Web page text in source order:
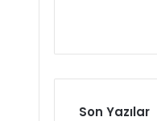
Son Yazılar